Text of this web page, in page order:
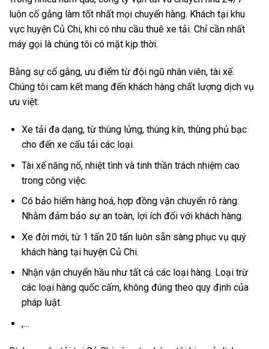
luôn cố gắng làm tốt nhất mọi chuyến hàng. Khách tại khu
vực huyện Củ Chi, khi có nhu cầu thuê xe tải. Chỉ cần nhất
máy gọi là chúng tôi có mặt kịp thời.
Bằng sự cố gắng, ưu điểm từ đội ngũ nhân viên, tài xế.
Chúng tôi cam kết mang đến khách hàng chất lượng dịch vụ
ưu việt:
Xe tải đa dạng, từ thùng lửng, thùng kín, thùng phủ bạc
cho đến xe cẩu tải các loại.
Tài xế năng nổ, nhiệt tình và tinh thần trách nhiệm cao
trong công việc.
Có bảo hiểm hàng hoá, hợp đồng vận chuyển rõ ràng.
Nhằm đảm bảo sự an toàn, lợi ích đối với khách hàng.
Xe đời mới, từ 1 tấn 20 tấn luôn sẵn sàng phục vụ quý
khách hàng tại huyện Củ Chi.
Nhận vận chuyển hầu như tất cả các loại hàng. Loại trừ
các loại hàng quốc cấm, không đúng theo quy định của
pháp luật.
,…